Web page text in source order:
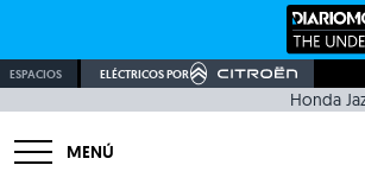
ESPACIOS ELÉCTRICOS POR
Honda
MENÚ